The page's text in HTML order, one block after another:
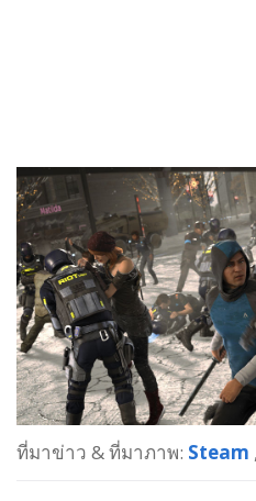
ที่มาข่าว & ที่มาภาพ: Steam ,